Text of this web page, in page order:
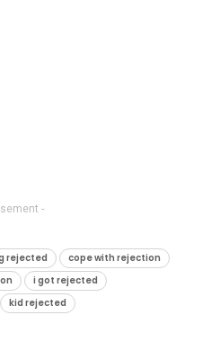
-
rejected
cope with rejection
i got rejected
kid rejected